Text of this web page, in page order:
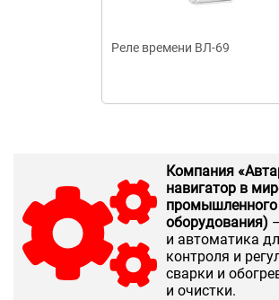
Реле времени ВЛ-69
Компания
навигатор в
промышленного
оборудования)
и автоматика
контроля и
сварки и
и очистки.